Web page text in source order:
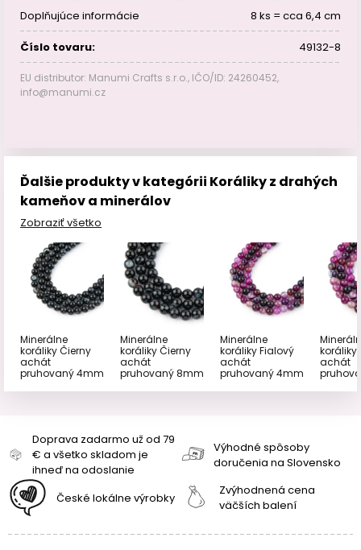
Doplňujúce informácie 8 ks = cca 6,4 cm
Číslo tovaru: 49132-8
EU distributor: Manumi Crafts s.r.o., IČO/ID: 24260452,
info@manumi.cz
Ďalšie produkty v kategórii Koráliky z drahých
kameňov a minerálov
Zobraziť všetko
Minerálne
koráliky Čierny
achát
pruhovaný 4mm
Minerálne
koráliky Čierny
achát
pruhovaný 8mm
Minerálne
koráliky Fialový
achát
pruhovaný 4mm
koráliky
achát
Doprava zadarmo už od 79
€ a všetko skladom je
ihneď na odoslanie
Výhodné spôsoby
doručenia na Slovensko
České lokálne výrobky
Zvýhodnená cena
väčších balení